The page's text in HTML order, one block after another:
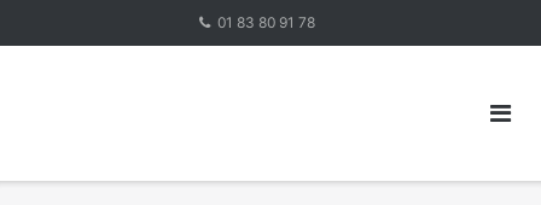
01 83 80 91 78